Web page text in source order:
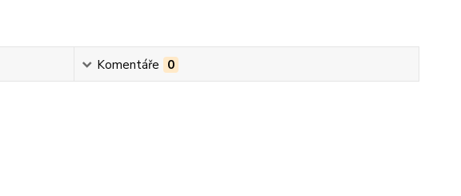
Komentáře 0